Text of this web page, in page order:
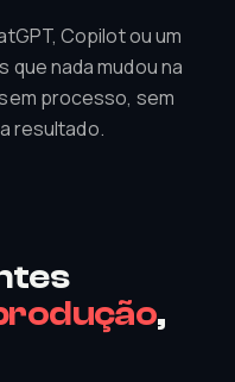
Copilot ou um
nada mudou na
processo, sem
resultado.
,